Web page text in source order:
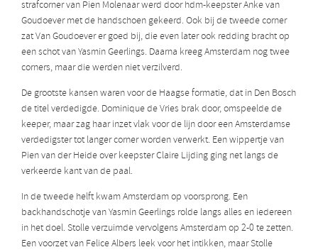
strafcorner van Pien Molenaar werd door hdm-keepster Anke van
Goudoever met de handschoen gekeerd. Ook bij de tweede corner
zat Van Goudoever er goed bij, die even later ook redding bracht op
een schot van Yasmin Geerlings. Daarna kreeg Amsterdam nog twee
corners, maar die werden niet verzilverd.
De grootste kansen waren voor de Haagse formatie, dat in Den Bosch
de titel verdedigde. Dominique de Vries brak door, omspeelde de
keeper, maar zag haar inzet vlak voor de lijn door een Amsterdamse
verdedigster tot langer corner worden verwerkt. Een wippertje van
Pien van der Heide over keepster Claire Lijding ging net langs de
verkeerde kant van de paal.
In de tweede helft kwam Amsterdam op voorsprong. Een
backhandschotje van Yasmin Geerlings rolde langs alles en iedereen
in het doel. Stolle verzuimde vervolgens Amsterdam op 2-0 te zetten.
Een voorzet van Felice Albers leek voor het intikken, maar Stolle